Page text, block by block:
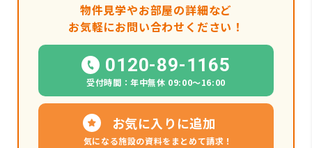
物件見学やお部屋の詳細など
お気軽にお問い合わせください！
0120-89-1165
受付時間：年中無休 09:00〜16:00
お気に入りに追加
気になる施設の資料をまとめて請求！